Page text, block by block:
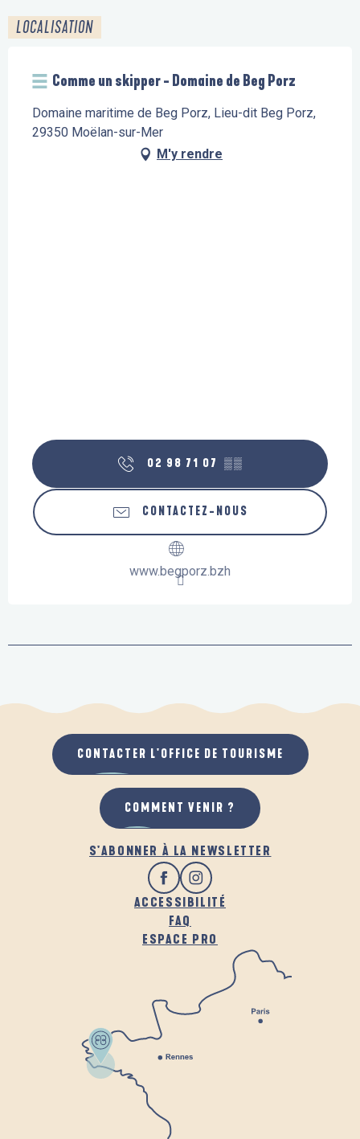
LOCALISATION
Comme un skipper - Domaine de Beg Porz
Domaine maritime de Beg Porz, Lieu-dit Beg Porz,
29350 Moëlan-sur-Mer
M'y rendre
02 98 71 07 ▒▒
CONTACTEZ-NOUS
www.begporz.bzh
S'ABONNER À LA NEWSLETTER
ACCESSIBILITÉ
FAQ
ESPACE PRO
CONTACTER L'OFFICE DE TOURISME
COMMENT VENIR ?